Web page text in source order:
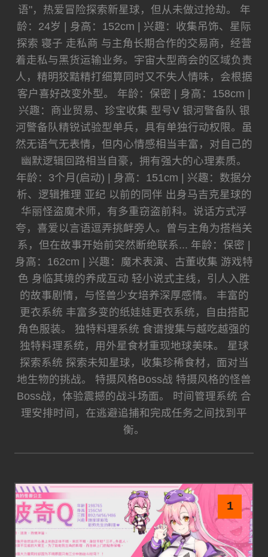
语"，热爱冒险探索新星球，但从未做过抢劫。 年
龄：24岁 | 身高：152cm | 兴趣：收集吊饰、星际
探索 寝子 走私商 与主角长期合作的交易商，经营
着走私与黑货运输业务。宇宙大型商会的区域负责
人，精明狡黠精打细算同时又不失人情味，会根据
客户喜好改变外型。 年龄：保密 | 身高：158cm |
兴趣：商业贸易、珍宝收集 型号V 银河警备队 银
河警备队精锐试验型单兵，具有单独行动权限。虽
然无语气无表情，但内心情感相当丰富，对自己的
幽默逻辑回路相当自豪，拥有强大的心理素质。
年龄：3个月(启动) | 身高：151cm | 兴趣：数据分
析、逻辑推理 亚纪 以前的同伴 出身马吉克星球的
华丽怪盗魔术师，有多重窃盗前科。说话方式浮
夸，喜爱以言语逗弄挑衅旁人。曾与主角为搭档关
系，但在故事开始前突然断绝联系... 年龄：保密 |
身高：162cm | 兴趣：魔术表演、古董收集 游戏特
色 身临其境的养成互动 轻小说式主线，引人入胜
的故事剧情，与怪兽少女培养深厚感情。 丰富的
更衣系统 丰富多变的纸娃娃更衣系统，自由搭配
角色服装。 独特料理系统 食谱搜集与越吃越强的
独特料理系统，用外星食材重现地球美味。 星球
探索系统 探索未知星球，收集珍稀食材，面对当
地生物的挑战。 特摄风格Boss战 特摄风格的怪兽
Boss战，体验震撼的战斗场面。 时间管理系统 合
理安排时间，在逃避追捕和完成任务之间找到平
衡。
1